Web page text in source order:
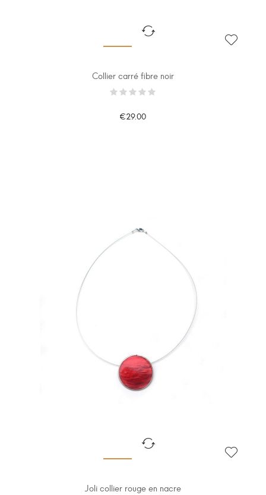
Collier carré fibre noir
€29.00
Joli collier rouge en nacre